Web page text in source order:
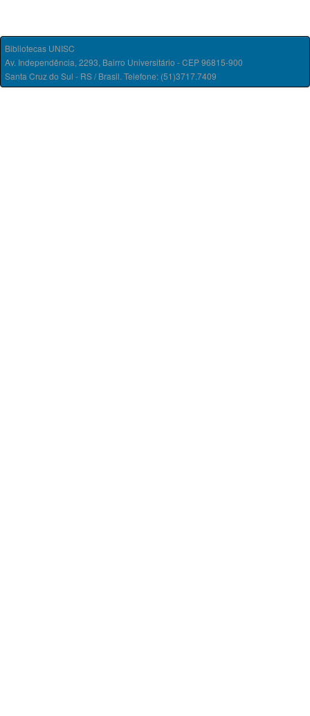
Bibliotecas UNISC
Av. Independência, 2293, Bairro Universitário - CEP 96815-900
Santa Cruz do Sul - RS / Brasil. Telefone: (51)3717.7409